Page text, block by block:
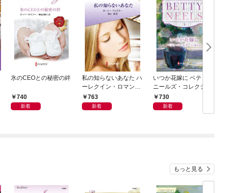
氷のCEOとの秘密の絆
740
新着
私の知らないあなた ハ
ーレクイン・ロマンス
～伝説の名作選～【ハ
ーレクイン・ロマンス
763
新着
いつか花嫁に ベティ・
ニールズ・コレクショ
ン【ハーレクイン・マ
スターピース版】
730
新着
もっと見る